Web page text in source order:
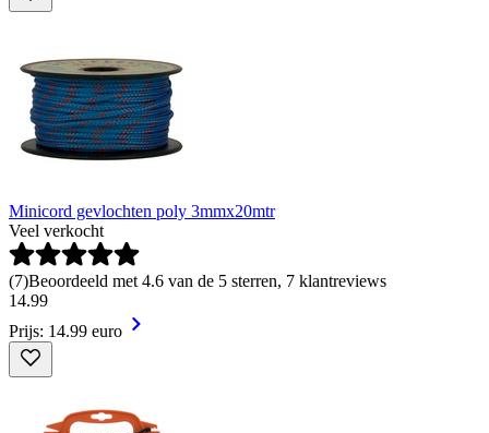
Minicord gevlochten poly 3mmx20mtr
Veel verkocht
(7)Beoordeeld met 4.6 van de 5 sterren, 7 klantreviews
14.99
Prijs: 14.99 euro